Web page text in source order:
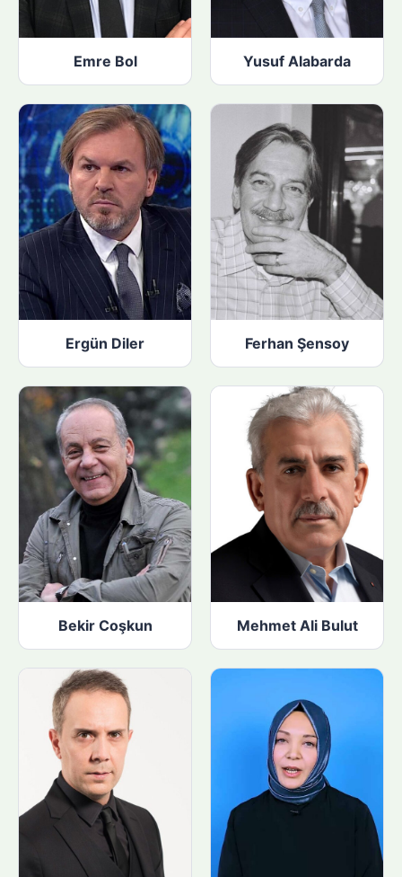
Emre Bol Yusuf Alabarda
Ergün Diler Ferhan Şensoy
Bekir Coşkun Mehmet Ali Bulut